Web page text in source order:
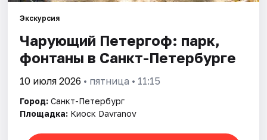
Экскурсия
Чарующий Петергоф: парк,
фонтаны в Санкт-Петербурге
10 июля 2026 • пятница • 11:15
Город: Санкт-Петербург
Площадка: Киоск Davranov